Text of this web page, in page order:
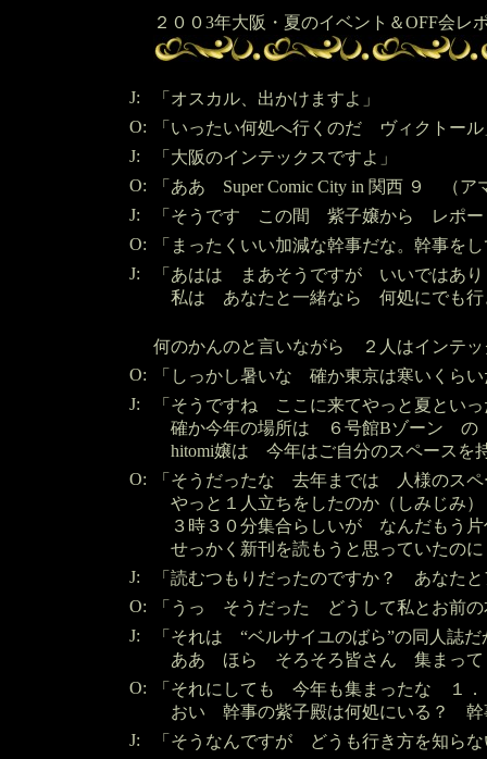
２００3年大阪・夏のイベント＆OFF会レ
J:
「オスカル、出かけますよ」
O:
「いったい何処へ行くのだ ヴィクトール
J:
「大阪のインテックスですよ」
O:
「ああ Super Comic City in 関西 ９ （ア
J:
「そうです この間 紫子嬢から レポー
O:
「まったくいい加減な幹事だな。幹事を
J:
「あはは まあそうですが いいではあり
私は あなたと一緒なら 何処にでも行
何のかんのと言いながら ２人はインテッ
O:
「しっかし暑いな 確か東京は寒いくら
J:
「そうですね ここに来てやっと夏とい
確か今年の場所は ６号館Bゾーン
hitomi嬢は 今年はご自分のスペースを
O:
「そうだったな 去年までは 人様のス
やっと１人立ちをしたのか（しみじみ）
３時３０分集合らしいが なんだもう
せっかく新刊を読もうと思っていたの
J:
「読むつもりだったのですか？ あなた
O:
「うっ そうだった どうして私とお前の
J:
「それは “ベルサイユのばら”の同人誌だ
ああ ほら そろそろ皆さん 集まって
O:
「それにしても 今年も集まったな １
おい 幹事の紫子殿は何処にいる？ 幹
J:
「そうなんですが どうも行き方を知ら